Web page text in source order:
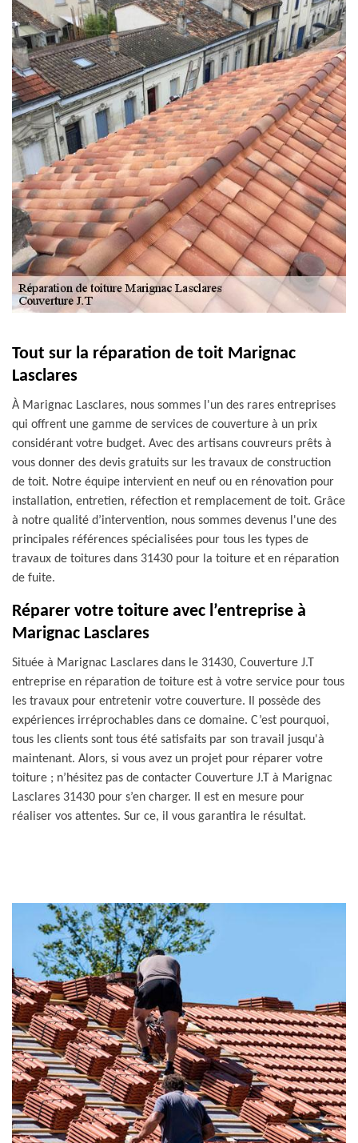
Tout sur la réparation de toit Marignac
Lasclares
À Marignac Lasclares, nous sommes l'un des rares entreprises
qui offrent une gamme de services de couverture à un prix
considérant votre budget. Avec des artisans couvreurs prêts à
vous donner des devis gratuits sur les travaux de construction
de toit. Notre équipe intervient en neuf ou en rénovation pour
installation, entretien, réfection et remplacement de toit. Grâce
à notre qualité d’intervention, nous sommes devenus l'une des
principales références spécialisées pour tous les types de
travaux de toitures dans 31430 pour la toiture et en réparation
de fuite.
Réparer votre toiture avec l’entreprise à
Marignac Lasclares
Située à Marignac Lasclares dans le 31430, Couverture J.T
entreprise en réparation de toiture est à votre service pour tous
les travaux pour entretenir votre couverture. Il possède des
expériences irréprochables dans ce domaine. C’est pourquoi,
tous les clients sont tous été satisfaits par son travail jusqu'à
maintenant. Alors, si vous avez un projet pour réparer votre
toiture ; n’hésitez pas de contacter Couverture J.T à Marignac
Lasclares 31430 pour s’en charger. Il est en mesure pour
réaliser vos attentes. Sur ce, il vous garantira le résultat.